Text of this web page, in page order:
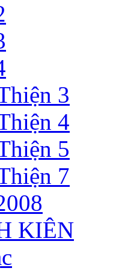
3
4
5
7
KIÊN